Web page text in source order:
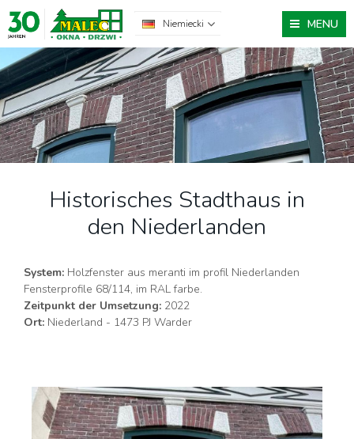
Niemiecki MENU
Historisches Stadthaus in
den Niederlanden
System: Holzfenster aus meranti im profil Niederlanden
Fensterprofile 68/114, im RAL farbe.
Zeitpunkt der Umsetzung: 2022
Ort: Niederland - 1473 PJ Warder